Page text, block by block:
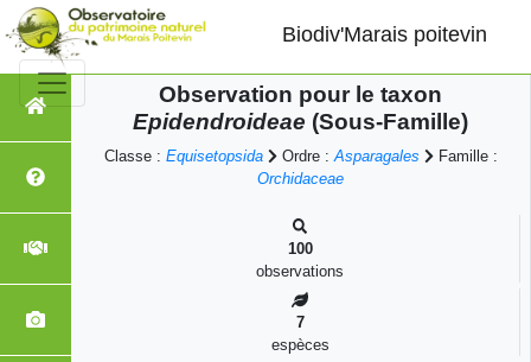
Biodiv'Marais poitevin
Observation pour le taxon
Epidendroideae (Sous-Famille)
Classe : Equisetopsida Ordre :Asparagales
Famille :
Orchidaceae
100
observations
7
espèces